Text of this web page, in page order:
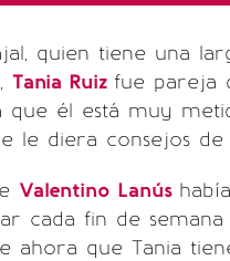
quien tiene una
Tania Ruiz fue pareja
que él está muy
le diera consejos de
Valentino Lanús
cada fin de semana
ahora que Tania